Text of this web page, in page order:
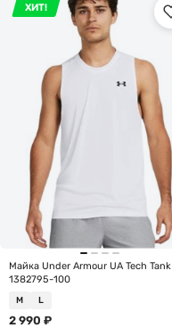
ХИТ!
Майка Under Armour UA Tech Tank
1382795-100
M L
2 990 ₽